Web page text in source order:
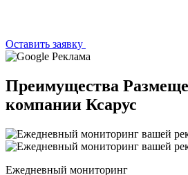
Оставить заявку
Преимущества
компании Ксарус
Ежедневный мониторинг